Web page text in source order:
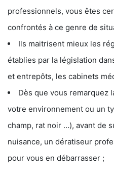
professionnels, vous êtes
confrontés à ce genre de
Ils maitrisent mieux les
établies par la législation
et entrepôts, les cabinets
Dès que vous remarquez
votre environnement ou un
champ, rat noir …), avant de
nuisance, un dératiseur
pour vous en débarrasser ;